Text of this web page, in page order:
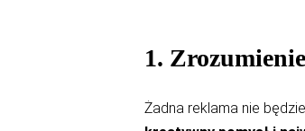
1.
Żadna reklama nie